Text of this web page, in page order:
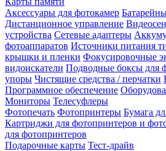
Аксессуары для фотокамер
Дистанционное управление
устройства Сетевые адаптеры
фотоаппаратов Источники питания
крышки и пленки Фокусировочные
видоискатели Подводные боксы для
упоры Чистящие средства / перчатки
Программное обеспечение
Мониторы Телесуфлеры
Фотопечать Фотопринтеры Бумага
Картриджи для фотопринтеров и
для фотопринтеров
Подарочные карты Тест-драйв